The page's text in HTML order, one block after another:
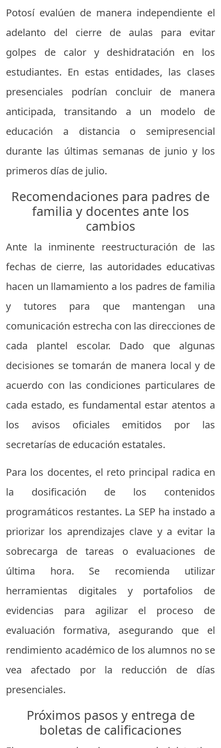
Potosí evalúen de manera independiente el
adelanto del cierre de aulas para evitar
golpes de calor y deshidratación en los
estudiantes. En estas entidades, las clases
presenciales podrían concluir de manera
anticipada, transitando a un modelo de
educación a distancia o semipresencial
durante las últimas semanas de junio y los
primeros días de julio.
Recomendaciones para padres de
familia y docentes ante los
cambios
Ante la inminente reestructuración de las
fechas de cierre, las autoridades educativas
hacen un llamamiento a los padres de familia
y tutores para que mantengan una
comunicación estrecha con las direcciones de
cada plantel escolar. Dado que algunas
decisiones se tomarán de manera local y de
acuerdo con las condiciones particulares de
cada estado, es fundamental estar atentos a
los avisos oficiales emitidos por las
secretarías de educación estatales.
Para los docentes, el reto principal radica en
la dosificación de los contenidos
programáticos restantes. La SEP ha instado a
priorizar los aprendizajes clave y a evitar la
sobrecarga de tareas o evaluaciones de
última hora. Se recomienda utilizar
herramientas digitales y portafolios de
evidencias para agilizar el proceso de
evaluación formativa, asegurando que el
rendimiento académico de los alumnos no se
vea afectado por la reducción de días
presenciales.
Próximos pasos y entrega de
boletas de calificaciones